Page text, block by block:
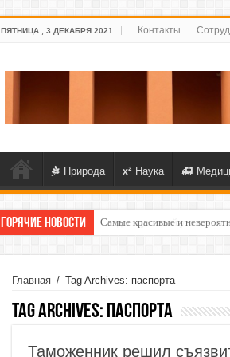
ПЯТНИЦА , 3 ДЕКАБРЯ 2021 Контакты
Природа Наука
Горячие новости Самые красивые и
Создаем уютный уголок:
Главная / Tag Archives: паспорта
Tag Archives: паспорта
Таможенник решил